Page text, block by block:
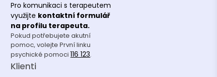
Pro komunikaci s terapeutem
využijte kontaktní formulář
na profilu terapeuta.
Pokud potřebujete akutní
pomoc, volejte První linku
psychické pomoci116 123.
Klienti